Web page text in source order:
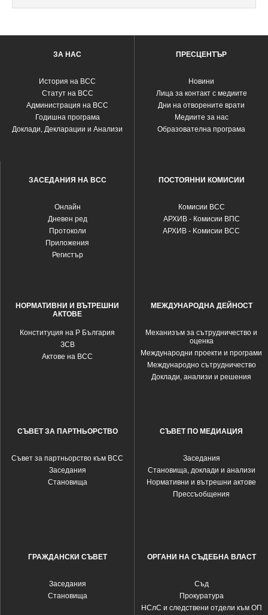
ЗА НАС
История на ВСС
Статут на ВСС
Администрация на ВСС
Годишна програма
Доклади, Декларации и Анализи
ПРЕСЦЕНТЪР
Новини
Лица за контакт с медиите
Дни на отворените врати
Медиите за нас
Образователна програма
ЗАСЕДАНИЯ НА ВСС
Oнлайн
Дневен ред
Протоколи
Приложения
Регистър
ПОСТОЯННИ КОМИСИИ
Комисии ВСС
АРХИВ - Комисии ВПС
АРХИВ - Kомисии ВСС
НОРМАТИВНИ И ВЪТРЕШНИ
АКТОВЕ
Конституция на Р България
ЗСВ
Актове на ВСС
МЕЖДУНАРОДНА ДЕЙНОСТ
Механизъм за сътрудничество и
оценка
Международни проекти и програми
Международно сътрудничество
Доклади, анализи и решения
СЪВЕТ ЗА ПАРТНЬОРСТВО
Съвет за партньорство към ВСС
Заседания
Становища
СЪВЕТ ПО МЕДИАЦИЯ
Заседания
Становища, доклади и анализи
Нормативни и вътрешни актове
Прессъобщения
ГРАЖДАНСКИ СЪВЕТ
Заседания
Становища
ОРГАНИ НА СЪДЕБНА ВЛАСТ
Съд
Прокуратура
НСлС и следствени отдели към ОП